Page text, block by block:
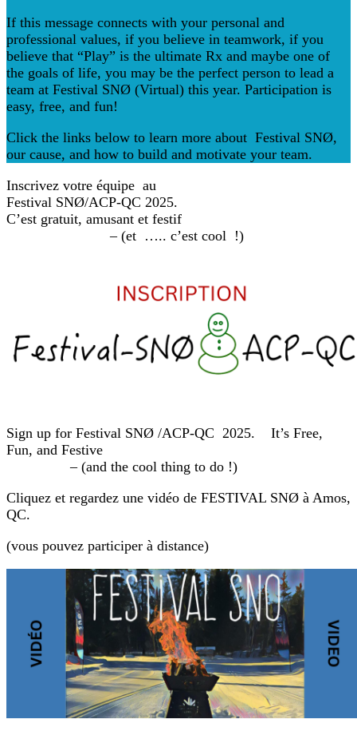
If this message connects with your personal and
professional values, if you believe in teamwork, if you
believe that “Play” is the ultimate Rx and maybe one of
the goals of life, you may be the perfect person to lead a
team at Festival SNØ (Virtual) this year. Participation is
easy, free, and fun!
Click the links below to learn more about Festival SNØ,
our cause, and how to build and motivate your team.
Inscrivez votre équipe au
Festival SNØ/ACP-QC 2025.
C’est gratuit, amusant et festif
– (et ….. c’est cool !)
Sign up for Festival SNØ /ACP-QC 2025. It’s Free,
Fun, and Festive
– (and the cool thing to do !)
Cliquez et regardez une vidéo de FESTIVAL SNØ à Amos,
QC.
(vous pouvez participer à distance)